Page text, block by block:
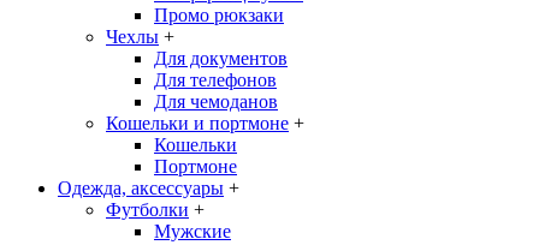
Промо рюкзаки
Чехлы +
Для документов
Для телефонов
Для чемоданов
Кошельки и портмоне +
Кошельки
Портмоне
Одежда, аксессуары +
Футболки +
Мужские